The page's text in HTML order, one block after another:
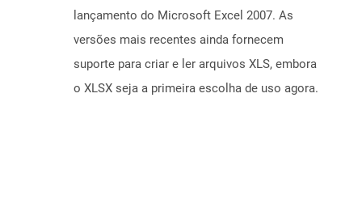
lançamento do Microsoft Excel 2007. As
versões mais recentes ainda fornecem
suporte para criar e ler arquivos XLS, embora
o XLSX seja a primeira escolha de uso agora.